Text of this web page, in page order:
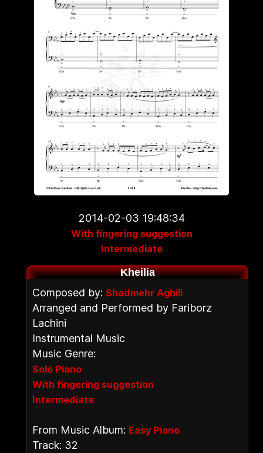
2014-02-03 19:48:34
With fingering suggestion
Intermediate
Kheilia
Composed by: Shadmehr Aghili
Arranged and Performed by Fariborz
Lachini
Instrumental Music
Music Genre:
Solo Piano
With fingering suggestion
Intermediate
From Music Album: Easy Piano
Track: 32